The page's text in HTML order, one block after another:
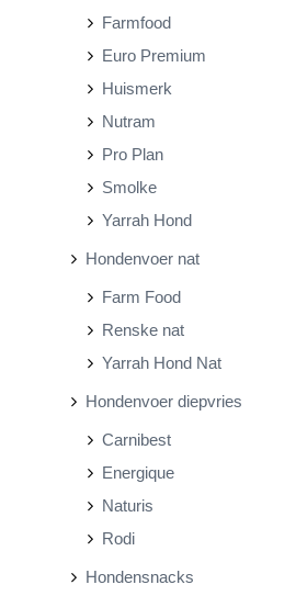
Farmfood
Euro Premium
Huismerk
Nutram
Pro Plan
Smolke
Yarrah Hond
Hondenvoer nat
Farm Food
Renske nat
Yarrah Hond Nat
Hondenvoer diepvries
Carnibest
Energique
Naturis
Rodi
Hondensnacks